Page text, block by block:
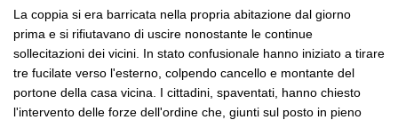
La coppia si era barricata nella propria abitazione dal giorno
prima e si rifiutavano di uscire nonostante le continue
sollecitazioni dei vicini. In stato confusionale hanno iniziato a tirare
tre fucilate verso l'esterno, colpendo cancello e montante del
portone della casa vicina. I cittadini, spaventati, hanno chiesto
l'intervento delle forze dell'ordine che, giunti sul posto in pieno